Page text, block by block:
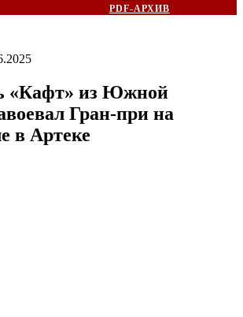
PDF-АРХИВ
«Кафт» из Южной
Гран-при на
в Артеке